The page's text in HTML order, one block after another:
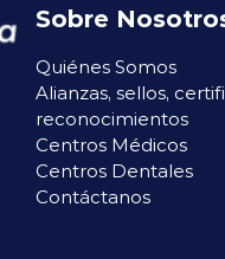
Sobre
Quiénes Somos
Alianzas, sellos,
reconocimientos
Centros Médicos
Centros Dentales
Contáctanos